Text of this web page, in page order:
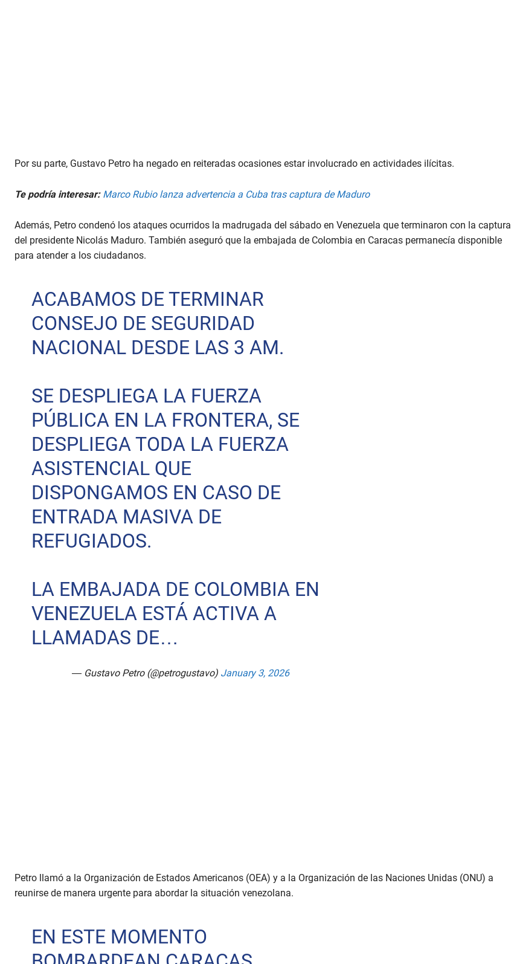
Por su parte, Gustavo Petro ha negado en reiteradas ocasiones estar involucrado en actividades ilícitas.
Te podría interesar: Marco Rubio lanza advertencia a Cuba tras captura de Maduro
Además, Petro condenó los ataques ocurridos la madrugada del sábado en Venezuela que terminaron con la captura
del presidente Nicolás Maduro. También aseguró que la embajada de Colombia en Caracas permanecía disponible
para atender a los ciudadanos.
ACABAMOS DE TERMINAR
CONSEJO DE SEGURIDAD
NACIONAL DESDE LAS 3 AM.
SE DESPLIEGA LA FUERZA
PÚBLICA EN LA FRONTERA, SE
DESPLIEGA TODA LA FUERZA
ASISTENCIAL QUE
DISPONGAMOS EN CASO DE
ENTRADA MASIVA DE
REFUGIADOS.
LA EMBAJADA DE COLOMBIA EN
VENEZUELA ESTÁ ACTIVA A
LLAMADAS DE…
— Gustavo Petro (@petrogustavo) January 3, 2026
Petro llamó a la Organización de Estados Americanos (OEA) y a la Organización de las Naciones Unidas (ONU) a
reunirse de manera urgente para abordar la situación venezolana.
EN ESTE MOMENTO